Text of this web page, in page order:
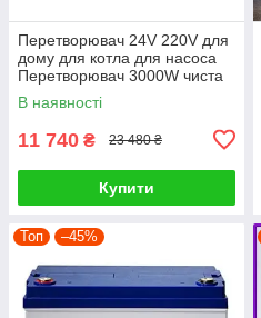
Перетворювач 24V 220V для
дому для котла для насоса
Перетворювач 3000W чиста
синусоїда
В наявності
11 740 ₴ 23 480 ₴
Купити
Топ –45%